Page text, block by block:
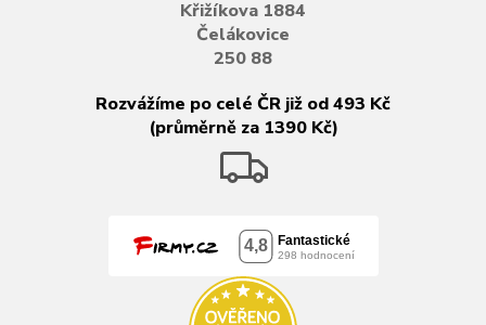
Křižíkova 1884
Čelákovice
250 88
Rozvážíme po celé ČR již od 493 Kč
(průměrně za 1390 Kč)